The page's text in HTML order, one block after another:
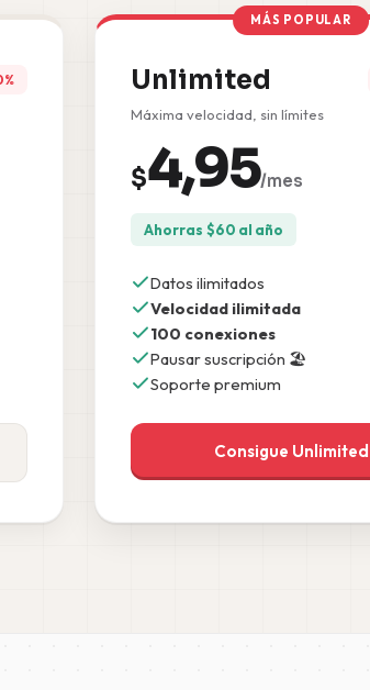
MÁS POPULAR
Unlimited
Máxima velocidad, sin límites
$4,95/mes
Ahorras $60 al año
Datos ilimitados
Velocidad ilimitada
100 conexiones
Pausar suscripción 🏖️
Soporte premium
Consigue